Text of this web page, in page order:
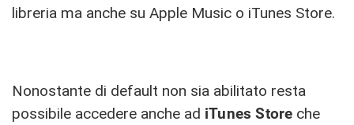
libreria ma anche su Apple Music o iTunes Store.
Nonostante di default non sia abilitato resta
possibile accedere anche ad iTunes Store che